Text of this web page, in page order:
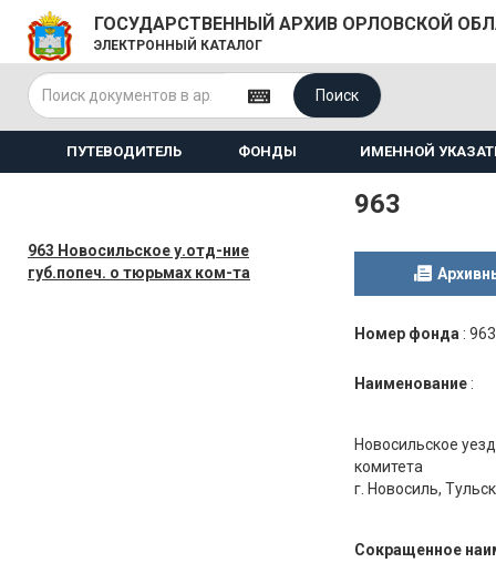
ГОСУДАРСТВЕННЫЙ АРХИВ ОРЛОВСКОЙ
ЭЛЕКТРОННЫЙ КАТАЛОГ
Поиск
ПУТЕВОДИТЕЛЬ ФОНДЫ ИМЕННОЙ
963 Новосильское у.отд-ние
губ.попеч. о тюрьмах ком-та
963
Номер фонда : 963
Наименование :
Новосильское
комитета
г. Новосиль,
Сокращенное